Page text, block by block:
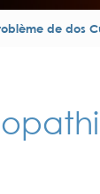
de dos